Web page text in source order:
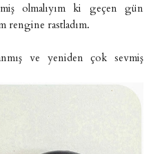
olmalıyım ki geçen gün
rengine rastladım.
ve yeniden çok sevmiş